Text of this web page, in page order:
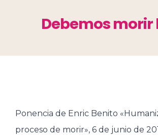
Debemos morir
Ponencia de Enric Benito
proceso de morir», 6 de junio de